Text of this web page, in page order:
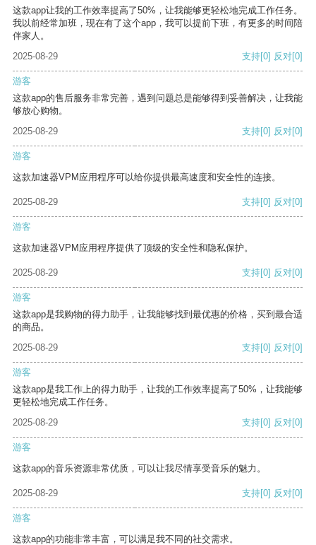
这款app让我的工作效率提高了50%，让我能够更轻松地完成工作任务。
我以前经常加班，现在有了这个app，我可以提前下班，有更多的时间陪
伴家人。
2025-08-29
支持[0] 反对[0]
游客
这款app的售后服务非常完善，遇到问题总是能够得到妥善解决，让我能
够放心购物。
2025-08-29
支持[0] 反对[0]
游客
这款加速器VPM应用程序可以给你提供最高速度和安全性的连接。
2025-08-29 支持[0] 反对[0]
游客
这款加速器VPM应用程序提供了顶级的安全性和隐私保护。
2025-08-29 支持[0] 反对[0]
游客
这款app是我购物的得力助手，让我能够找到最优惠的价格，买到最合适
的商品。
2025-08-29
支持[0] 反对[0]
游客
这款app是我工作上的得力助手，让我的工作效率提高了50%，让我能够
更轻松地完成工作任务。
2025-08-29
支持[0] 反对[0]
游客
这款app的音乐资源非常优质，可以让我尽情享受音乐的魅力。
2025-08-29 支持[0] 反对[0]
游客
这款app的功能非常丰富，可以满足我不同的社交需求。